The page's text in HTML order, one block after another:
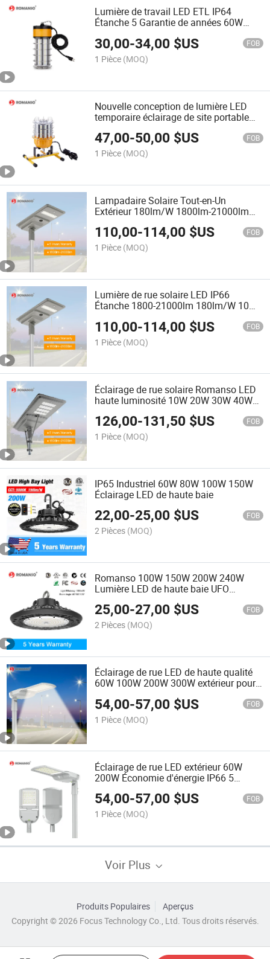
Lumière de travail LED ETL IP64
Étanche 5 Garantie de années 60W
pour la construction
30,00-34,00 $US FOB
1 Pièce (MOQ)
Nouvelle conception de lumière LED
temporaire éclairage de site portable
IP63 60W 100W 150W lumière de
travail LED temporaire
47,00-50,00 $US FOB
1 Pièce (MOQ)
Lampadaire Solaire Tout-en-Un
Extérieur 180lm/W 1800lm-21000lm
IP66 Lampe Solaire Étanche
Lampadaires pour Route
110,00-114,00 $US FOB
1 Pièce (MOQ)
Lumière de rue solaire LED IP66
Étanche 1800-21000lm 180lm/W 10W-
Lumière de rue solaire
110,00-114,00 $US FOB
1 Pièce (MOQ)
Éclairage de rue solaire Romanso LED
haute luminosité 10W 20W 30W 40W
50W 60W 80W 100W 120W étanche
IP66 lumière solaire LED
126,00-131,50 $US FOB
1 Pièce (MOQ)
IP65 Industriel 60W 80W 100W 150W
Éclairage LED de haute baie
22,00-25,00 $US FOB
2 Pièces (MOQ)
Romanso 100W 150W 200W 240W
Lumière LED de haute baie UFO
25,00-27,00 $US FOB
2 Pièces (MOQ)
Éclairage de rue LED de haute qualité
60W 100W 200W 300W extérieur pour
54,00-57,00 $US FOB
1 Pièce (MOQ)
Éclairage de rue LED extérieur 60W
200W Économie d'énergie IP66 5
Garantie de plusieurs années
54,00-57,00 $US FOB
1 Pièce (MOQ)
Voir Plus
Produits Populaires
Aperçus
Copyright © 2026 Focus Technology Co., Ltd. Tous droits réservés.